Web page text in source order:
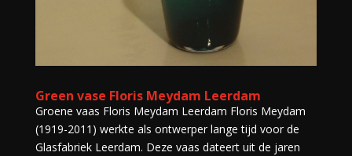
Green vase Floris Meydam Leerdam
Groene vaas Floris Meydam Leerdam Floris Meydam
(1919-2011) werkte als ontwerper lange tijd voor de
Glasfabriek Leerdam. Deze vaas dateert uit de jaren